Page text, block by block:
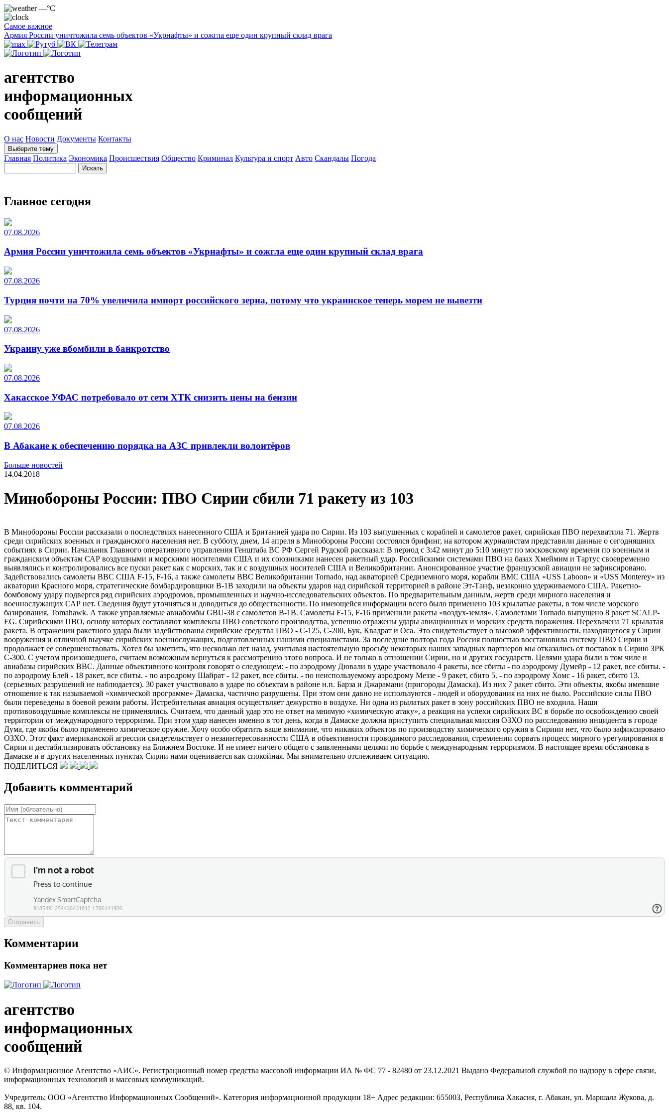
—°C
Самое важное
Армия России уничтожила семь объектов «Укрнафты» и сожгла еще один крупный склад врага
агентство
информационных
сообщений
О нас Новости Документы Контакты
Выберите тему
Главная Политика Экономика Происшествия Общество Криминал Культура и спорт Авто Скандалы Погода
Главное сегодня
07.08.2026
Армия России уничтожила семь объектов «Укрнафты» и сожгла еще один крупный склад врага
07.08.2026
Турция почти на 70% увеличила импорт российского зерна, потому что украинское теперь морем не вывезти
07.08.2026
Украину уже вбомбили в банкротство
07.08.2026
Хакасское УФАС потребовало от сети ХТК снизить цены на бензин
07.08.2026
В Абакане к обеспечению порядка на АЗС привлекли волонтёров
Больше новостей
14.04.2018
Минобороны России: ПВО Сирии сбили 71 ракету из 103
В Минобороны России рассказали о последствиях нанесенного США и Британией удара по Сирии. Из 103 выпушенных с кораблей и самолетов ракет, сирийская ПВО перехватила 71. Жертв
среди сирийских военных и гражданского населения нет. В субботу, днем, 14 апреля в Минобороны России состоялся брифинг, на котором журналистам представили данные о сегодняшних
событиях в Сирии. Начальник Главного оперативного управления Генштаба ВС РФ Сергей Рудской рассказал: В период с 3:42 минут до 5:10 минут по московскому времени по военным и
гражданским объектам САР воздушными и морскими носителями США и их союзниками нанесен ракетный удар. Российскими системами ПВО на базах Хмеймим и Тартус своевременно
выявлялись и контролировались все пуски ракет как с морских, так и с воздушных носителей США и Великобритании. Анонсированное участие французской авиации не зафиксировано.
Задействовались самолеты ВВС США F-15, F-16, а также самолеты ВВС Великобритании Tornado, над акваторией Средиземного моря, корабли ВМС США «USS Laboon» и «USS Monterey» из
акватории Красного моря, стратегические бомбардировщики B-1B заходили на объекты ударов над сирийской территорией в районе Эт-Танф, незаконно удерживаемого США. Ракетно-
бомбовому удару подвергся ряд сирийских аэродромов, промышленных и научно-исследовательских объектов. По предварительным данным, жертв среди мирного населения и
военнослужащих САР нет. Сведения будут уточняться и доводиться до общественности. По имеющейся информации всего было применено 103 крылатые ракеты, в том числе морского
базирования, Tomahawk. А также управляемые авиабомбы GBU-38 с самолетов B-1B. Самолеты F-15, F-16 применили ракеты «воздух-земля». Самолетами Tornado выпущено 8 ракет SCALP-
EG. Сирийскими ПВО, основу которых составляют комплексы ПВО советского производства, успешно отражены удары авиационных и морских средств поражения. Перехвачена 71 крылатая
ракета. В отражении ракетного удара были задействованы сирийские средства ПВО - С-125, С-200, Бук, Квадрат и Оса. Это свидетельствует о высокой эффективности, находящегося у Сирии
вооружения и отличной выучке сирийских военнослужащих, подготовленных нашими специалистами. За последние полтора года Россия полностью восстановила систему ПВО Сирии и
продолжает ее совершенствовать. Хотел бы заметить, что несколько лет назад, учитывая настоятельную просьбу некоторых наших западных партнеров мы отказались от поставок в Сирию ЗРК
С-300. С учетом произошедшего, считаем возможным вернуться к рассмотрению этого вопроса. И не только в отношении Сирии, но и других государств. Целями удара были в том чиле и
авиабазы сирийских ВВС. Данные объективного контроля говорят о следующем: - по аэродрому Дювали в ударе участвовало 4 ракеты, все сбиты - по аэродрому Думейр - 12 ракет, все сбиты. -
по аэродрому Блей - 18 ракет, все сбиты. - по аэродрому Шайрат - 12 ракет, все сбиты. - по неиспользуемому аэродрому Меззе - 9 ракет, сбито 5. - по аэродрому Хомс - 16 ракет, сбито 13.
(серьезных разрушений не наблюдается). 30 ракет участвовало в ударе по объектам в районе н.п. Барза и Джарамани (пригороды Дамаска). Из них 7 ракет сбито. Эти объекты, якобы имевшие
отношение к так называемой «химической программе» Дамаска, частично разрушены. При этом они давно не используются - людей и оборудования на них не было. Российские силы ПВО
были переведены в боевой режим работы. Истребительная авиация осуществляет дежурство в воздухе. Ни одна из рылатых ракет в зону российских ПВО не входила. Наши
противовоздушные комплексы не применялись. Считаем, что данный удар это не ответ на мнимую «химическую атаку», а реакция на успехи сирийских ВС в борьбе по освобождению своей
территории от международного терроризма. При этом удар нанесен именно в тот день, когда в Дамаске должна приступить специальная миссия ОЗХО по расследованию инцидента в городе
Дума, где якобы было применено химическое оружие. Хочу особо обратить ваше внимание, что никаких объектов по производству химического оружия в Сириии нет, что было зафиксировано
ОЗХО. Этот факт американской агрессии свидетельствует о незаинтересованности США в объективности проводимого расследования, стремлении сорвать процесс мирного урегулирования в
Сирии и дестабилизировать обстановку на Ближнем Востоке. И не имеет ничего общего с заявленными целями по борьбе с международным терроризмом. В настоящее время обстановка в
Дамаске и в других населенных пунктах Сирии нами оценивается как спокойная. Мы внимательно отслеживаем ситуацию.
ПОДЕЛИТЬСЯ
Добавить комментарий
Отправить
Комментарии
Комментариев пока нет
агентство
информационных
сообщений
© Информационное Агентство «АИС». Регистрационный номер средства массовой информации ИА № ФС 77 - 82480 от 23.12.2021 Выдано Федеральной службой по надзору в сфере связи,
информационных технологий и массовых коммуникаций.
Учредитель: ООО «Агентство Информационных Сообщений». Категория информационной продукции 18+ Адрес редакции: 655003, Республика Хакасия, г. Абакан, ул. Маршала Жукова, д.
88, кв. 104.